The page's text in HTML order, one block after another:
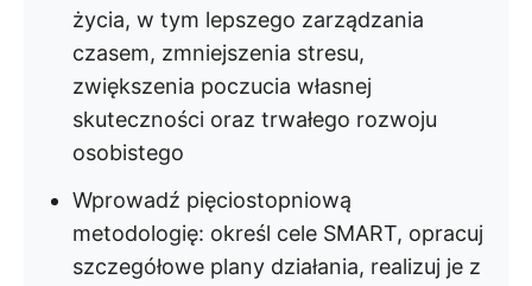
życia, w tym lepszego zarządzania
czasem, zmniejszenia stresu,
zwiększenia poczucia własnej
skuteczności oraz trwałego rozwoju
osobistego
Wprowadź pięciostopniową
metodologię: określ cele SMART, opracuj
szczegółowe plany działania, realizuj je z